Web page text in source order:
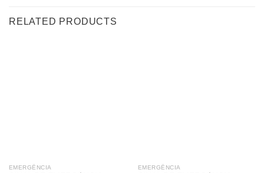
RELATED PRODUCTS
EMERGÊNCIA EMERGÊNCIA